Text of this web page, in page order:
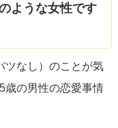
ような女性です
ツなし）のことが気
歳の男性の恋愛事情